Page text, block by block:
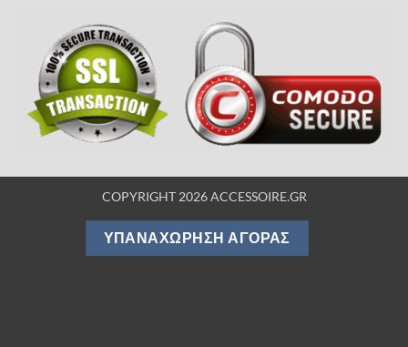
COPYRIGHT 2026 ACCESSOIRE.GR
ΥΠΑΝΑΧΏΡΗΣΗ ΑΓΟΡΆΣ